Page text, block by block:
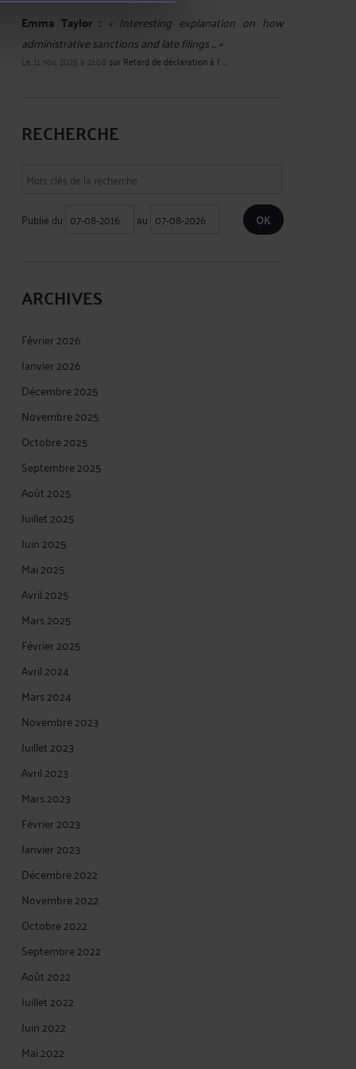
Emma Taylor : « Interesting explanation on how
administrative sanctions and late filings ... »
Le 11 nov. 2025 à 21:08 sur Retard de déclaration à l' ...
RECHERCHE
Publié du au
ARCHIVES
Février 2026
Janvier 2026
Décembre 2025
Novembre 2025
Octobre 2025
Septembre 2025
Août 2025
Juillet 2025
Juin 2025
Mai 2025
Avril 2025
Mars 2025
Février 2025
Avril 2024
Mars 2024
Novembre 2023
Juillet 2023
Avril 2023
Mars 2023
Février 2023
Janvier 2023
Décembre 2022
Novembre 2022
Octobre 2022
Septembre 2022
Août 2022
Juillet 2022
Juin 2022
Mai 2022